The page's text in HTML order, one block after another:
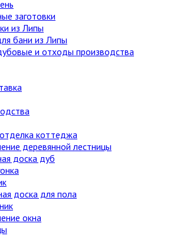
заготовки
из Липы
бани из Липы
и отходы производства
коттеджа
деревянной лестницы
доска дуб
доска для пола
окна